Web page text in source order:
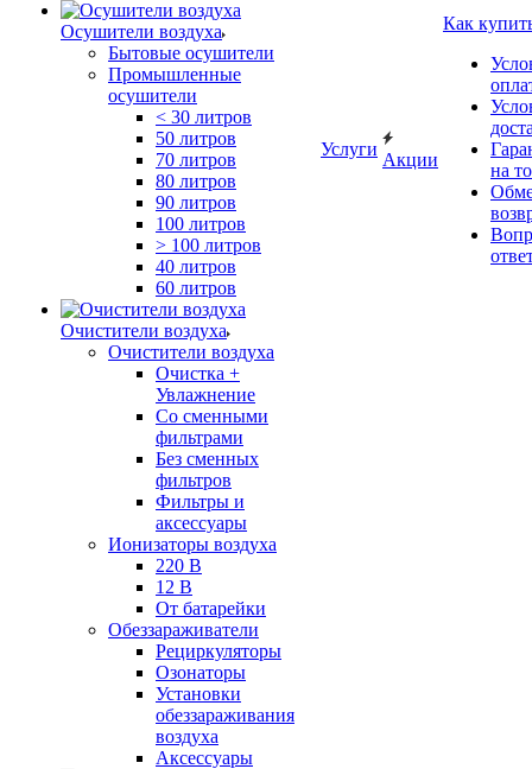
Осушители воздуха
Бытовые осушители
Промышленные
осушители
< 30 литров
50 литров
70 литров
80 литров
90 литров
100 литров
> 100 литров
40 литров
60 литров
Очистители воздуха
Очистители воздуха
Очистка +
Увлажнение
Cо сменными
фильтрами
Без сменных
фильтров
Фильтры и
аксессуары
Ионизаторы воздуха
220 В
12 В
От батарейки
Обеззараживатели
Рециркуляторы
Озонаторы
Установки
обеззараживания
воздуха
Аксессуары
Услуги
Акции
Как
на